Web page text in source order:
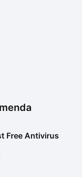
Free Antivirus